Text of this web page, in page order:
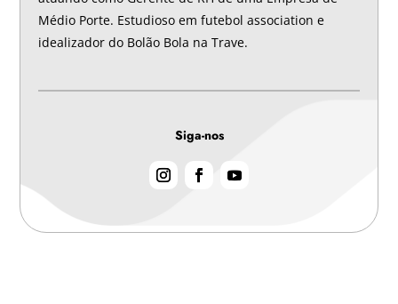
Médio Porte. Estudioso em futebol association e
idealizador do Bolão Bola na Trave.
Siga-nos